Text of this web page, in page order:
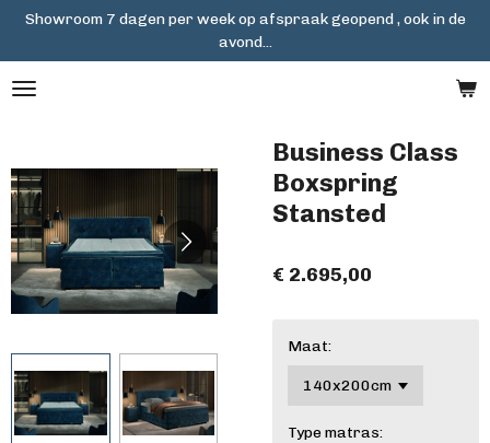
Ga
naar
de
Showroom 7 dagen per week op afspraak geopend , ook in de
avond...
Business Class
Boxspring
Stansted
€ 2.695,00
Maat:
Type matras: